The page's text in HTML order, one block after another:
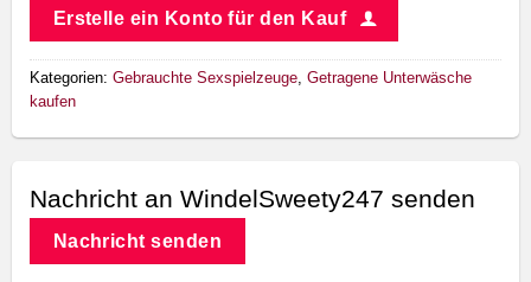
Erstelle ein Konto für den Kauf
Kategorien: Gebrauchte Sexspielzeuge, Getragene Unterwäsche
kaufen
Nachricht an WindelSweety247 senden
Nachricht senden